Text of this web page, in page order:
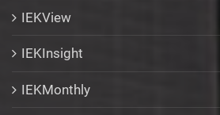
IEKView
IEKInsight
IEKMonthly